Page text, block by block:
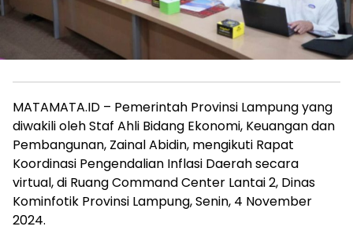
MATAMATA.ID – Pemerintah Provinsi Lampung yang
diwakili oleh Staf Ahli Bidang Ekonomi, Keuangan dan
Pembangunan, Zainal Abidin, mengikuti Rapat
Koordinasi Pengendalian Inflasi Daerah secara
virtual, di Ruang Command Center Lantai 2, Dinas
Kominfotik Provinsi Lampung, Senin, 4 November
2024.